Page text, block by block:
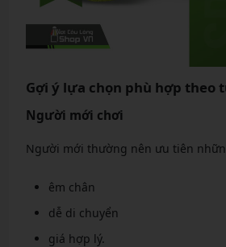
Gợi ý lựa chọn phù hợp theo
Người mới chơi
Người mới thường nên ưu tiên
êm chân
dễ di chuyển
giá hợp lý.